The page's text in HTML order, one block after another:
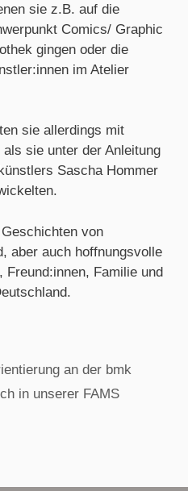
sie z.B. auf die
Comics/ Graphic
gingen oder die
im Atelier
sie allerdings mit
sie unter der Anleitung
Sascha Hommer
von
aber auch hoffnungsvolle
Freund:innen, Familie und
an der bmk
in unserer FAMS